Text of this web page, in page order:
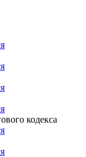
кодекса